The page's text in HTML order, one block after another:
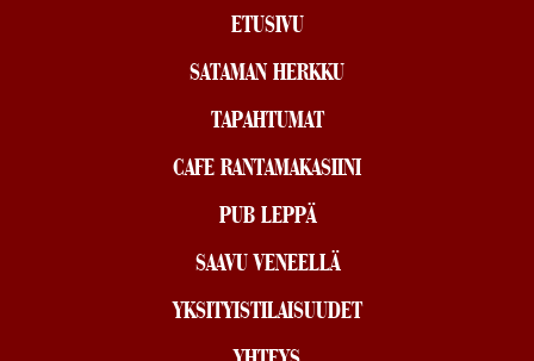
ETUSIVU
SATAMAN HERKKU
TAPAHTUMAT
CAFE RANTAMAKASIINI
PUB LEPPÄ
SAAVU VENEELLÄ
YKSITYISTILAISUUDET